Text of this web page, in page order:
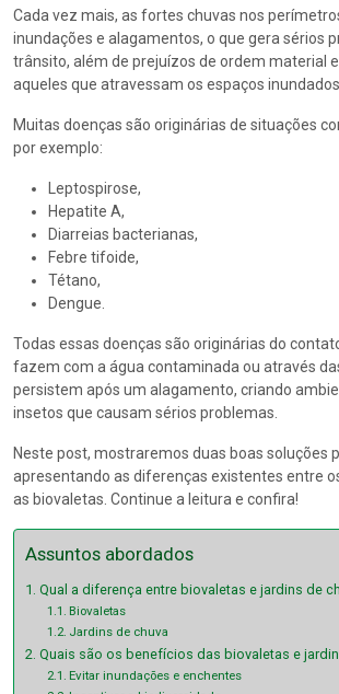
Cada vez mais, as fortes chuvas nos
inundações e alagamentos, o que gera sérios
trânsito, além de prejuízos de ordem material
aqueles que atravessam os espaços
Muitas doenças são originárias de situações
por exemplo:
Leptospirose,
Hepatite A,
Diarreias bacterianas,
Febre tifoide,
Tétano,
Dengue.
Todas essas doenças são originárias do
fazem com a água contaminada ou através
persistem após um alagamento, criando
insetos que causam sérios problemas.
Neste post, mostraremos duas boas soluções
apresentando as diferenças existentes entre
as biovaletas. Continue a leitura e confira!
Assuntos abordados
Qual a diferença entre biovaletas e jardins de
Biovaletas
Jardins de chuva
Quais são os benefícios das biovaletas e
Evitar inundações e enchentes